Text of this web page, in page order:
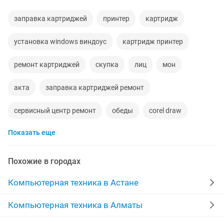
заправка картриджей принтер картридж
установка windows виндоус картридж принтер
ремонт картриджей скупка лиц мон
акта заправка картриджей ремонт
сервисный центр ремонт обеды corel draw
заправка картриджей ремонт принтера
картридж для принтеров ноутук
алматинская область работа 10 мкр
Показать еще
Похожие в городах
Компьютерная техника в Астане
Компьютерная техника в Алматы